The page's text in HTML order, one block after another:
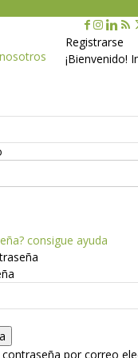
Registrarse
¡Bienvenido!
consigue ayuda
por correo